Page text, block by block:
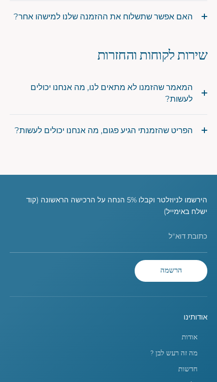
האם אפשר שתשלוח את ההזמנה שלנו למישהו אחר?
שירות לקוחות והחזרות
המאמר שהזמנו לא מתאים לנו, מה אנחנו יכולים
לעשות?
הפריט שהזמנתי הגיע פגום, מה אנחנו יכולים לעשות?
הירשמו לניוזלטר וקבלו 5% הנחה על הרכישה הראשונה (קוד
ישלח באימייל)
כתובת דוא"ל
הרשמה
אודותינו
אודות
מה זה רעש לבן ?
חדשות